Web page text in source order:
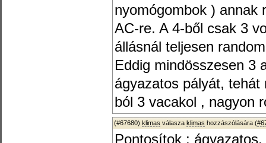
nyomógombok ) annak
AC-re. A 4-ből csak 3
állásnál teljesen
Eddig mindösszesen 3
ágyazatos pályát,
ból 3 vacakol , nagyon
(#67680) klimas válasza klimas hozzászólására (
Pontosítok :